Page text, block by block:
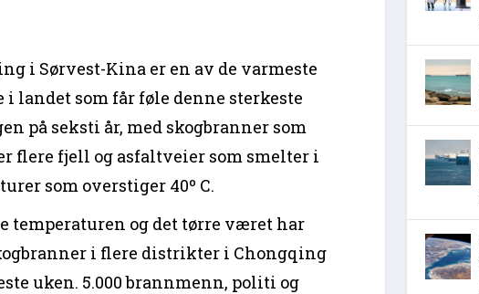
i Sørvest-Kina er en av de varmeste
i landet som får føle denne sterkeste
på seksti år, med skogbranner som
flere fjell og asfaltveier som smelter i
som overstiger 40º C.
temperaturen og det tørre været har
i flere distrikter i Chongqing
uken. 5.000 brannmenn, politi og